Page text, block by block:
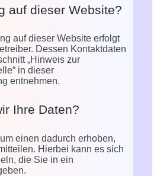
auf dieser Website?
auf dieser Website erfolgt
Dessen Kontaktdaten
„Hinweis zur
in dieser
entnehmen.
Ihre Daten?
einen dadurch erhoben,
Hierbei kann es sich
die Sie in ein